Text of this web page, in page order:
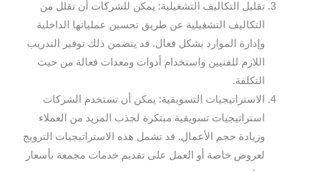
تقليل التكاليف التشغيلية: يمكن للشركات أن تقلل من
التكاليف التشغيلية عن طريق تحسين عملياتها الداخلية
وإدارة الموارد بشكل فعال. قد يتضمن ذلك توفير التدريب
اللازم للفنيين واستخدام أدوات ومعدات فعالة من حيث
التكلفة.
الاستراتيجيات التسويقية: يمكن أن تستخدم الشركات
استراتيجيات تسويقية مبتكرة لجذب المزيد من العملاء
وزيادة حجم الأعمال. قد تشمل هذه الاستراتيجيات الترويج
لعروض خاصة أو العمل على تقديم خدمات مجمعة بأسعار